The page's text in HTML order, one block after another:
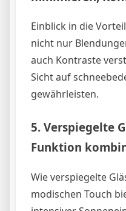
Einblick in die
nicht nur
auch Kontraste
Sicht auf
gewährleisten.
5. Verspiegelte
Funktion
Wie verspiegelte
modischen Touch